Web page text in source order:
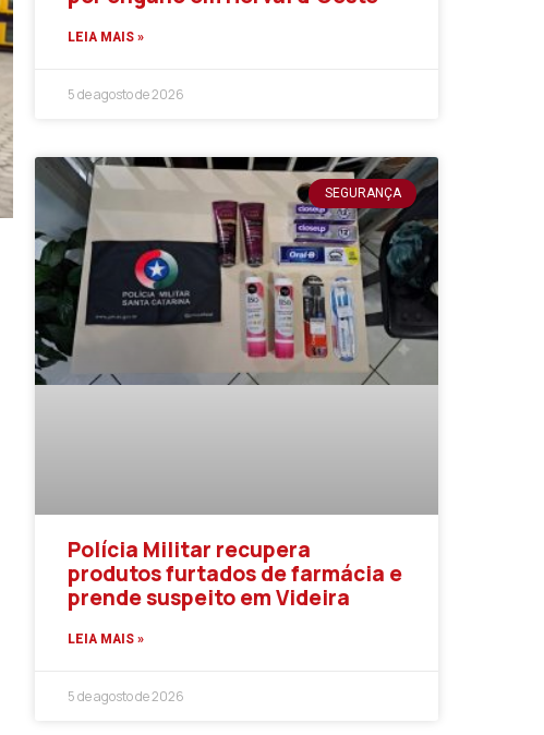
LEIA MAIS »
5 de agosto de 2026
SEGURANÇA
Polícia Militar recupera
produtos furtados de farmácia e
prende suspeito em Videira
LEIA MAIS »
5 de agosto de 2026